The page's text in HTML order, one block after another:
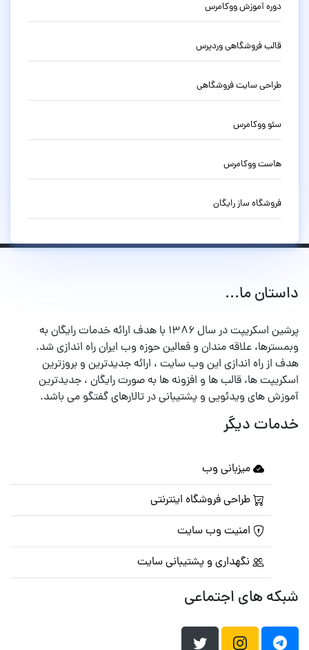
دوره آموزش ووکامرس
قالب فروشگاهی وردپرس
طراحی سایت فروشگاهی
سئو ووکامرس
هاست ووکامرس
فروشگاه ساز رایگان
داستان ما...
پرشین اسکریپت در سال ۱۳۸۶ با هدف ارائه خدمات رایگان به
وبمسترها، علاقه مندان و فعالین حوزه وب ایران راه اندازی شد.
هدف از راه اندازی این وب سایت ، ارائه جدیدترین و بروزترین
اسکریپت ها، قالب ها و افزونه ها به صورت رایگان ، جدیدترین
آموزش های ویدئویی و پشتیبانی در تالارهای گفتگو می باشد.
خدمات دیگر
میزبانی وب
طراحی فروشگاه اینترنتی
امنیت وب سایت
نگهداری و پشتیبانی سایت
شبکه های اجتماعی